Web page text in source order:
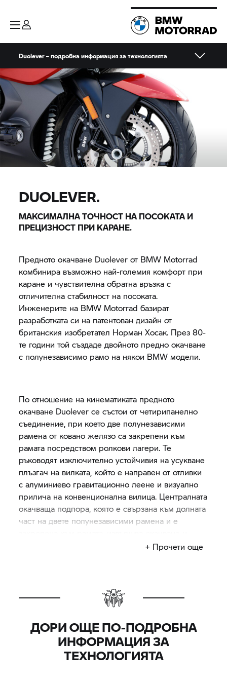
Duolever – подробна информация за технологията
DUOLEVER.
МАКСИМАЛНА ТОЧНОСТ НА ПОСОКАТА И
ПРЕЦИЗНОСТ ПРИ КАРАНЕ.
Предното окачване Duolever от BMW Motorrad
комбинира възможно най-големия комфорт при
каране и чувствителна обратна връзка с
отличителна стабилност на посоката.
Инженерите на BMW Motorrad базират
разработката си на патентован дизайн от
британския изобретател Норман Хосак. През 80-
те години той създаде двойното предно окачване
с полунезависимо рамо на някои BMW модели.
По отношение на кинематиката предното
окачване Duolever се състои от четирипанелно
съединение, при което две полунезависими
рамена от ковано желязо са закрепени към
рамата посредством ролкови лагери. Те
ръководят изключително устойчивия на усукване
плъзгач на вилката, който е направен от отливки
с алуминиево гравитационно леене и визуално
прилича на конвенционална вилица. Централната
окачваща подпора, която е свързана към долната
част на двете полунезависими рамена и е
кормилното управление. За разлика от
телескопичните вилки, конструкцията на
вилични тръби. В същото време разединява
двете функции на управление и омекотяване
дори повече от изпитания Telelever. Този ефект
+ Прочети още
ДОРИ ОЩЕ ПО-ПОДРОБНА
ИНФОРМАЦИЯ ЗА
ТЕХНОЛОГИЯТА